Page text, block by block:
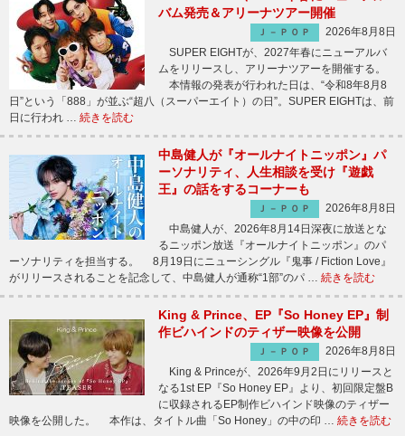
バム発売＆アリーナツアー開催
Ｊ－ＰＯＰ
2026年8月8日
SUPER EIGHTが、2027年春にニューアルバ
ムをリリースし、アリーナツアーを開催する。
本情報の発表が行われた日は、“令和8年8月8
日”という「888」が並ぶ“超八（スーパーエイト）の日”。SUPER EIGHTは、前
日に行われ … 続きを読む
中島健人が『オールナイトニッポン』パ
ーソナリティ、人生相談を受け『遊戯
王』の話をするコーナーも
Ｊ－ＰＯＰ
2026年8月8日
中島健人が、2026年8月14日深夜に放送とな
るニッポン放送『オールナイトニッポン』のパ
ーソナリティを担当する。 8月19日にニューシングル『鬼事 / Fiction Love』
がリリースされることを記念して、中島健人が通称“1部”のパ … 続きを読む
King & Prince、EP『So Honey EP』制
作ビハインドのティザー映像を公開
Ｊ－ＰＯＰ
2026年8月8日
King & Princeが、2026年9月2日にリリースと
なる1st EP『So Honey EP』より、初回限定盤B
に収録されるEP制作ビハインド映像のティザー
映像を公開した。 本作は、タイトル曲「So Honey」の中の印 … 続きを読む